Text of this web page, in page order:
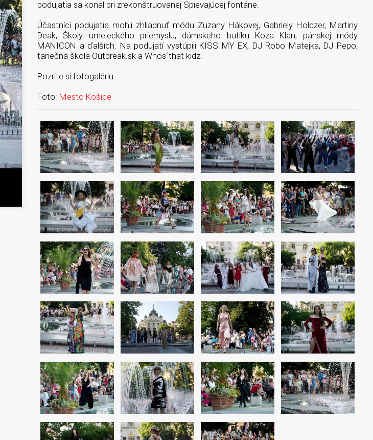
podujatia sa konal pri zrekonštruovanej Spievajúcej fontáne.
Účastníci podujatia mohli zhliadnuť módu Zuzany Hákovej, Gabriely Holczer, Martiny
Deak, Školy umeleckého priemyslu, dámskeho butiku Koza Klan, pánskej módy
MANICON a ďalších. Na podujatí vystúpili KISS MY EX, DJ Robo Matejka, DJ Pepo,
tanečná škola Outbreak.sk a Whos´that kidz.
Pozrite si fotogalériu.
Foto: Mesto Košice